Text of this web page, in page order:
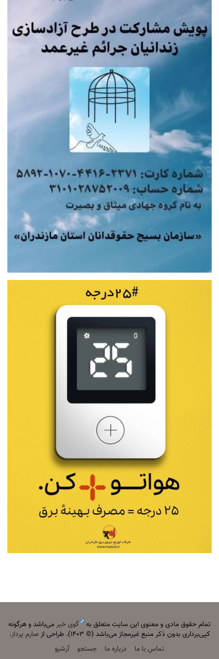
تمام حقوق مادی و معنوی این سایت متعلق به گوی خبرمی‌باشد و هرگونه
کپی‌برداری بدون ذکر منبع غیرمجاز می‌باشد (© ۱۴۰۳). طراحی از
صارم پرداز.
تماس با ما
درباره ما جستجو آرشیو